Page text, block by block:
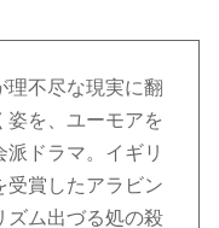
理不尽な現実に翻
姿を、ユーモアを
ドラマ。イギリ
受賞したアラビン
ズム出づる処の殺